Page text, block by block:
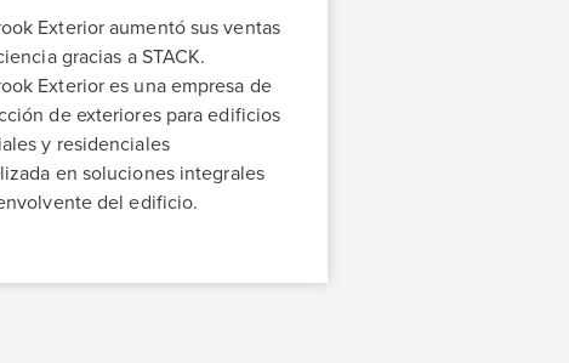
Exterior aumentó sus ventas
gracias a STACK.
Exterior es una empresa de
de exteriores para edificios
y residenciales
en soluciones integrales
del edificio.